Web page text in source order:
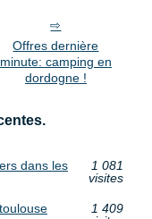
Offres dernière
minute: camping en
dordogne !
dans les
1 081
visites
1 409